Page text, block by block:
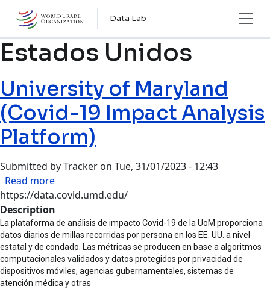
Skip to main content
Data Lab
Estados Unidos
University of Maryland
(Covid-19 Impact Analysis
Platform)
Submitted byTracker on Tue, 31/01/2023 - 12:43
Read moreabout University of Maryland (Covid-19 Impact
https://data.covid.umd.edu/
Description
La plataforma de análisis de impacto Covid-19 de la UoM proporciona
datos diarios de millas recorridas por persona en los EE. UU. a nivel
estatal y de condado. Las métricas se producen en base a algoritmos
computacionales validados y datos protegidos por privacidad de
dispositivos móviles, agencias gubernamentales, sistemas de
atención médica y otras